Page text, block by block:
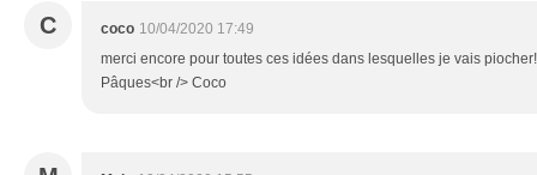
C coco 10/04/2020 17:49
merci encore pour toutes ces idées dans lesquelles je vais
Pâques<br /> Coco